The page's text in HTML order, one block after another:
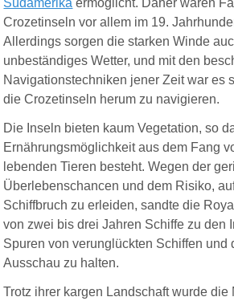
Crozetinseln vor allem im 19.
Allerdings sorgen die starken Winde
unbeständiges Wetter, und mit den
Navigationstechniken jener Zeit war es
die Crozetinseln herum zu navigieren.
Die Inseln bieten kaum Vegetation, so
Ernährungsmöglichkeit aus dem Fang
lebenden Tieren besteht. Wegen der
Überlebenschancen und dem Risiko,
Schiffbruch zu erleiden, sandte die
von zwei bis drei Jahren Schiffe zu den
Spuren von verunglückten Schiffen und
Ausschau zu halten.
Trotz ihrer kargen Landschaft wurde die